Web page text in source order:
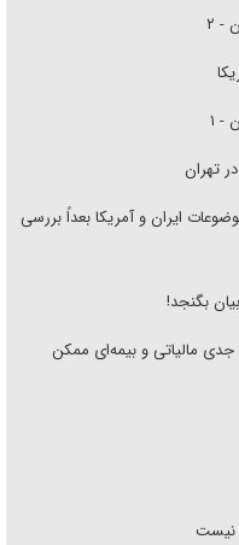
۲
۱
تهران
ایران و آمریکا بعداً بررسی
بگنجد!
مالیاتی و بیمه‌ای ممکن
نیست